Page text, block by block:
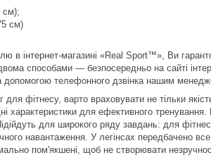
см);
см)
в інтернет-магазині «Real Sport™», Ви
способами — безпосередньо на сайті
допомогою телефонного дзвінка нашим
фітнесу, варто враховувати не тільки
характеристики для ефективного
для широкого ряду завдань: для
навантаження. У легінсах передбачено
пом'якшені, щоб не створювати